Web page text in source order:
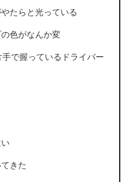
たらと光っている
色がなんか変
で握っているドライバー
きた